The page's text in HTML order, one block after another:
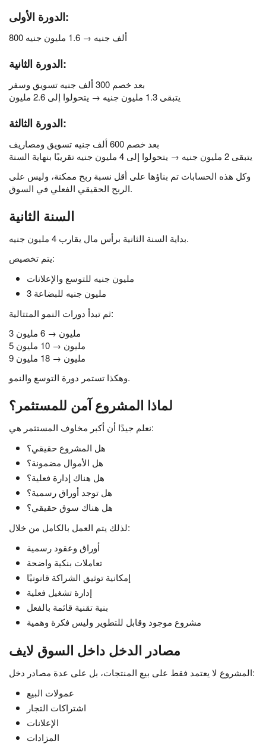
الدورة الأولى:
800 ألف جنيه → 1.6 مليون جنيه
الدورة الثانية:
بعد خصم 300 ألف جنيه تسويق وسفر
يتبقى 1.3 مليون جنيه → يتحولوا إلى 2.6 مليون
الدورة الثالثة:
بعد خصم 600 ألف جنيه تسويق ومصاريف
يتبقى 2 مليون جنيه → يتحولوا إلى 4 مليون جنيه تقريبًا بنهاية السنة
وكل هذه الحسابات تم بناؤها على أقل نسبة ربح ممكنة، وليس على
الربح الحقيقي الفعلي في السوق.
السنة الثانية
بداية السنة الثانية برأس مال يقارب 4 مليون جنيه.
يتم تخصيص:
مليون جنيه للتوسع والإعلانات
3 مليون جنيه للبضاعة
ثم تبدأ دورات النمو المتتالية:
3 مليون → 6 مليون
5 مليون → 10 مليون
9 مليون → 18 مليون
وهكذا تستمر دورة التوسع والنمو.
لماذا المشروع آمن للمستثمر؟
نعلم جيدًا أن أكبر مخاوف المستثمر هي:
هل المشروع حقيقي؟
هل الأموال مضمونة؟
هل هناك إدارة فعلية؟
هل توجد أوراق رسمية؟
هل هناك سوق حقيقي؟
لذلك يتم العمل بالكامل من خلال:
أوراق وعقود رسمية
تعاملات بنكية واضحة
إمكانية توثيق الشراكة قانونيًا
إدارة تشغيل فعلية
بنية تقنية قائمة بالفعل
مشروع موجود وقابل للتطوير وليس فكرة وهمية
مصادر الدخل داخل السوق لايف
المشروع لا يعتمد فقط على بيع المنتجات، بل على عدة مصادر دخل:
عمولات البيع
اشتراكات التجار
الإعلانات
المزادات